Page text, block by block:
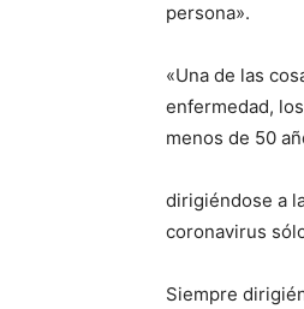
persona».
«Una de las
enfermedad,
menos de 50
dirigiéndose a
coronavirus
Siempre